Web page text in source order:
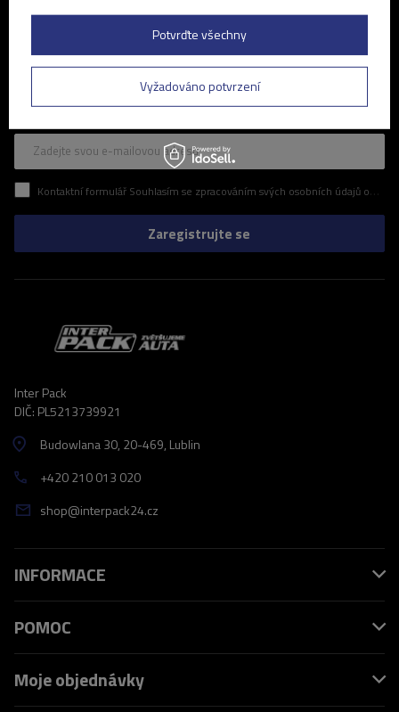
Připojte se k nám
obchodě. Zní to zajímavě? Přihlaste se k odběru našeho newsletteru
a ujistěte se, že vám neunikne žádná z atraktivních nabídek, které pro
vás připravujeme.
Zadejte svou e-mailovou adresu
Kontaktní formulář Souhlasím se zpracováním svých osobních údajů obsažených v kontaktním formuláři v souladu s nařízením Evropského parlamentu a Rady (EU)
Zaregistrujte se
Inter Pack
DIČ: PL5213739921
Budowlana 30, 20-469, Lublin
+420 210 013 020
shop@interpack24.cz
INFORMACE
POMOC
Moje objednávky
Vyžadováno potvrzení
Potvrďte všechny